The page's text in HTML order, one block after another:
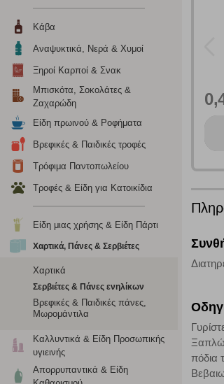
Κάβα
Αναψυκτικά, Νερά & Χυμοί
Ξηροί Καρποί & Σνακ
Μπισκότα, Σοκολάτες &
Ζαχαρώδη
Είδη πρωινού & Ροφήματα
Βρεφικές & Παιδικές τροφές
Τρόφιμα Παντοπωλείου
Τροφές & Είδη για Κατοικίδια
Είδη μιας χρήσης & Είδη Πάρτι
Χαρτικά, Πάνες & Σερβιέτες
Χαρτικά
Σερβιέτες & Πάνες ενηλίκων
Βρεφικές & Παιδικές πάνες,
Μωρομάντιλα
Καλλυντικά & Είδη Προσωπικής
υγιεινής
Απορρυπαντικά & Είδη
πόδια
Κατά την απλή περιήγηση ή/και χρήση
περιέχουν προσωποποιημένα
υπολογιστή ή την ηλεκτρονική
σας. Η κατηγορία των απολύτως
σχετικό κουμπί επάνω δεξιά, αφού
σας ή/και της χρήσης των υπηρεσιών
Λειτουργικά cookies
Τα λειτουργικά cookies
οποίων τις υπηρεσίες έχουμε
Cookies στόχευσης
για τη δημιουργία ενός προφίλ των
το πρόγραμμα περιήγησης και τη
Cookies απόδοσης
Η συγκεκριμένη κατηγορία cookies